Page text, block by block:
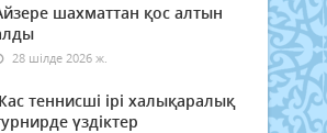
шахматтан қос алтын
28 шілде 2026 ж.
теннисші ірі халықаралық
үздіктер